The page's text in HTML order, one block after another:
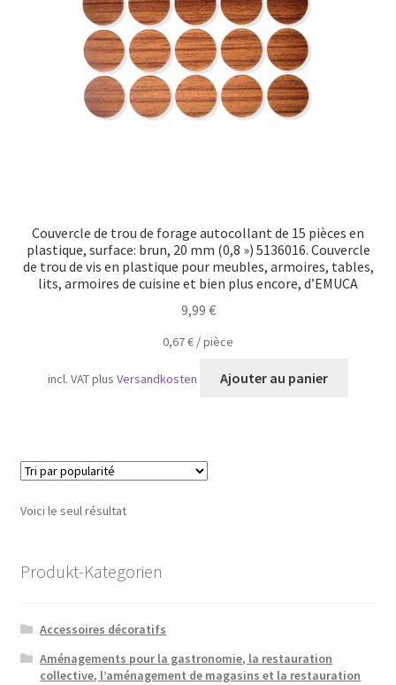
Transport maritime
Couvercle de trou de forage autocollant de 15 pièces en
plastique, surface: brun, 20 mm (0,8 ») 5136016. Couvercle
de trou de vis en plastique pour meubles, armoires, tables,
lits, armoires de cuisine et bien plus encore, d’EMUCA
9,99 €
0,67€ /pièce
incl. VATplusVersandkosten Ajouter au panier
Voici le seul résultat
Produkt-Kategorien
Accessoires décoratifs
Aménagements pour la gastronomie, la restauration
collective, l’aménagement de magasins et la restauration